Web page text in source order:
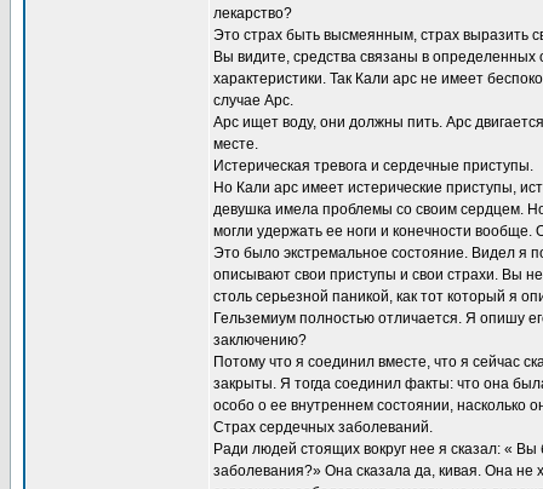
лекарство?
Это страх быть высмеянным, страх выразить
Вы видите, средства связаны в
характеристики. Так Кали арс не имеет
случае Арс.
Арс ищет воду, они должны пить. Арс
месте.
Истерическая тревога и сердечные приступы.
Но Кали арс имеет истерические приступы,
девушка имела проблемы со своим сердцем.
могли удержать ее ноги и конечности вообще.
Это было экстремальное состояние. Видел я
описывают свои приступы и свои страхи. Вы
столь серьезной паникой, как тот который я
Гельземиум полностью отличается. Я опишу
заключению?
Потому что я соединил вместе, что я сейчас
закрыты. Я тогда соединил факты: что она
особо о ее внутреннем состоянии, насколько
Страх сердечных заболеваний.
Ради людей стоящих вокруг нее я сказал: «
заболевания?» Она сказала да, кивая. Она не